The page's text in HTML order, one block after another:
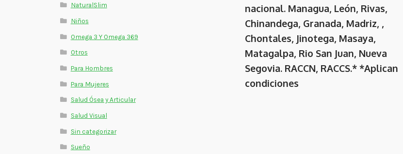
NaturalSlim
Niños
Omega 3 Y Omega 369
Otros
Para Hombres
Para Mujeres
Salud Ósea y Articular
Salud Visual
Sin categorizar
Sueño
nacional. Managua, León, Rivas,
Chinandega, Granada, Madriz, ,
Chontales, Jinotega, Masaya,
Matagalpa, Rio San Juan, Nueva
Segovia. RACCN, RACCS.* *Aplican
condiciones